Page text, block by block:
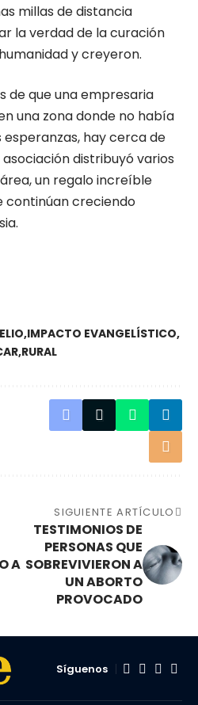
millas de distancia
la verdad de la curación
y creyeron.
de que una empresaria
una zona donde no había
hay cerca de
distribuyó varios
un regalo increíble
continúan creciendo
IMPACTO EVANGELÍSTICO
RURAL
A
SIGUIENTE ARTÍCULO
TESTIMONIOS DE
PERSONAS QUE
SOBREVIVIERON A
UN ABORTO
PROVOCADO
Síguenos